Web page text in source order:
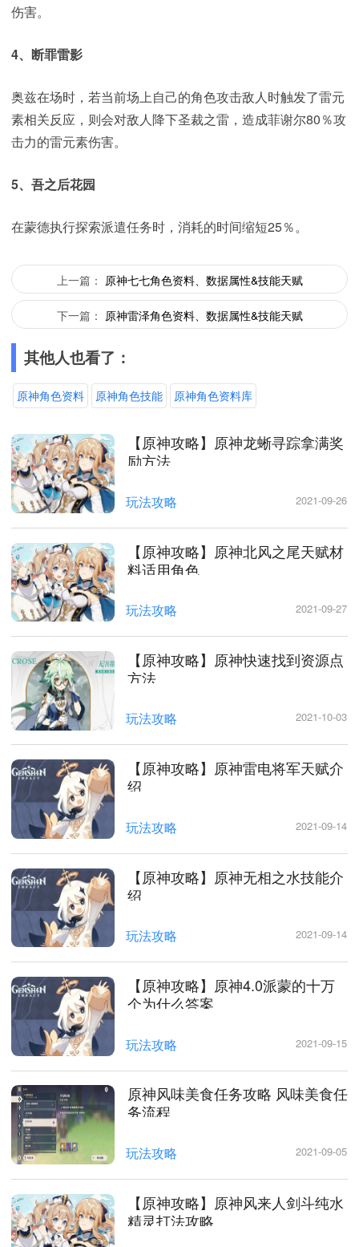
伤害。
4、断罪雷影
奥兹在场时，若当前场上自己的角色攻击敌人时触发了雷元
素相关反应，则会对敌人降下圣裁之雷，造成菲谢尔80％攻
击力的雷元素伤害。
5、吾之后花园
在蒙德执行探索派遣任务时，消耗的时间缩短25％。
上一篇： 原神七七角色资料、数据属性&技能天赋
下一篇： 原神雷泽角色资料、数据属性&技能天赋
其他人也看了：
原神角色资料 原神角色技能 原神角色资料库
【原神攻略】原神龙蜥寻踪拿满奖
励方法
玩法攻略 2021-09-26
【原神攻略】原神北风之尾天赋材
料适用角色
玩法攻略 2021-09-27
【原神攻略】原神快速找到资源点
方法
玩法攻略 2021-10-03
【原神攻略】原神雷电将军天赋介
绍
玩法攻略 2021-09-14
【原神攻略】原神无相之水技能介
绍
玩法攻略 2021-09-14
【原神攻略】原神4.0派蒙的十万
个为什么答案
玩法攻略 2021-09-15
原神风味美食任务攻略 风味美食任
务流程
玩法攻略 2021-09-05
【原神攻略】原神风来人剑斗纯水
精灵打法攻略